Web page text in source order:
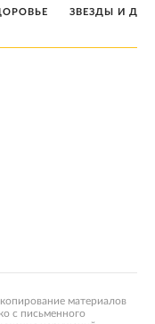
ЗВЕЗДЫ И
материалов
с письменного